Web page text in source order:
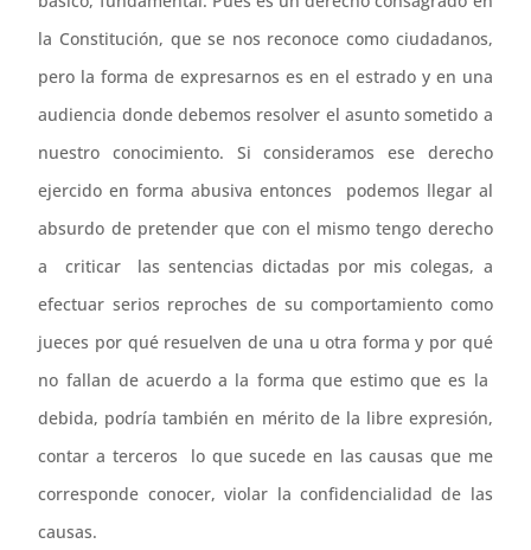
la Constitución, que se nos reconoce como ciudadanos,
pero la forma de expresarnos es en el estrado y en una
audiencia donde debemos resolver el asunto sometido a
nuestro conocimiento. Si consideramos ese derecho
ejercido en forma abusiva entonces podemos llegar al
absurdo de pretender que con el mismo tengo derecho
a criticar las sentencias dictadas por mis colegas, a
efectuar serios reproches de su comportamiento como
jueces por qué resuelven de una u otra forma y por qué
no fallan de acuerdo a la forma que estimo que es la
debida, podría también en mérito de la libre expresión,
contar a terceros lo que sucede en las causas que me
corresponde conocer, violar la confidencialidad de las
causas.